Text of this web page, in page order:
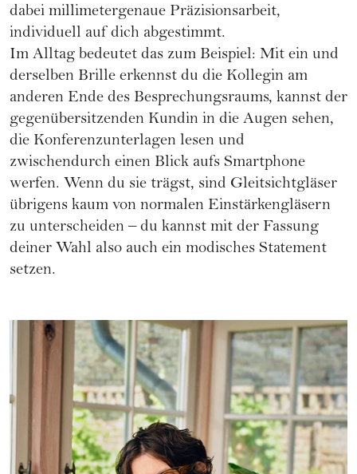
dabei millimetergenaue Präzisionsarbeit,
individuell auf dich abgestimmt.
Im Alltag bedeutet das zum Beispiel: Mit ein und
derselben Brille erkennst du die Kollegin am
anderen Ende des Besprechungsraums, kannst der
gegenübersitzenden Kundin in die Augen sehen,
die Konferenzunterlagen lesen und
zwischendurch einen Blick aufs Smartphone
werfen. Wenn du sie trägst, sind Gleitsichtgläser
übrigens kaum von normalen Einstärkengläsern
zu unterscheiden – du kannst mit der Fassung
deiner Wahl also auch ein modisches Statement
setzen.